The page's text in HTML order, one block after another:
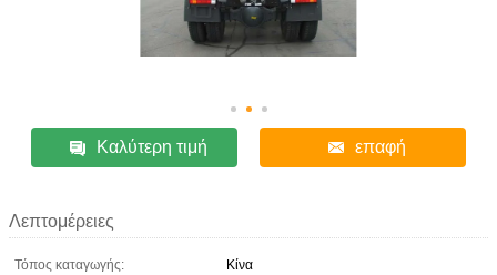
Καλύτερη τιμή επαφή
Λεπτομέρειες
Τόπος καταγωγής:
Κίνα